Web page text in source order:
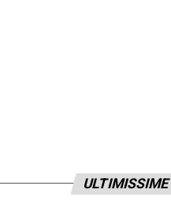
ULTIMISSIME